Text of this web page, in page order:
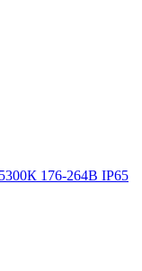
176-264В IP65